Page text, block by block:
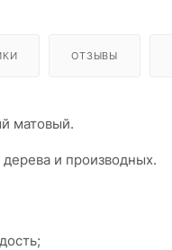
ОТЗЫВЫ
матовый.
и производных.